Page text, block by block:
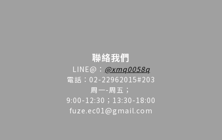
聯絡我們
LINE@ ： @xmq0058q
電話：02-22962015#203
周一-周五；
9:00-12:30；13:30-18:00
fuze.ec01@gmail.com